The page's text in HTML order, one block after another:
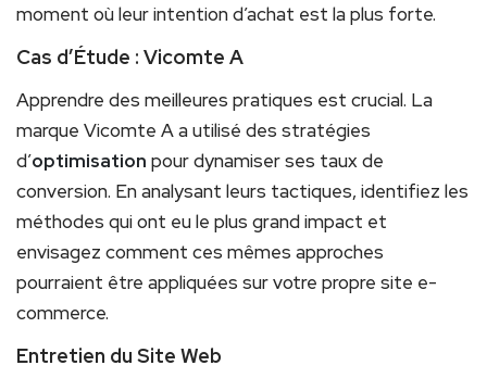
moment où leur intention d’achat est la plus forte.
Cas d’Étude : Vicomte A
Apprendre des meilleures pratiques est crucial. La
marque Vicomte A a utilisé des stratégies
d’optimisation pour dynamiser ses taux de
conversion. En analysant leurs tactiques, identifiez les
méthodes qui ont eu le plus grand impact et
envisagez comment ces mêmes approches
pourraient être appliquées sur votre propre site e-
commerce.
Entretien du Site Web